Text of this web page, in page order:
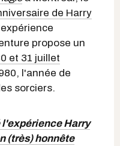
de Harry
propose un
et 31 juillet
l'année de
sorciers.
Harry
(très) honnête